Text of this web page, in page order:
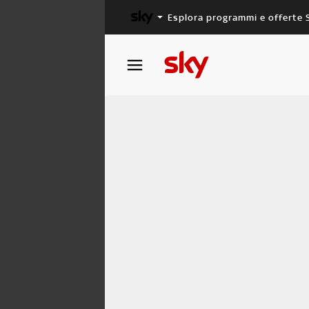
Esplora programmi e offerte